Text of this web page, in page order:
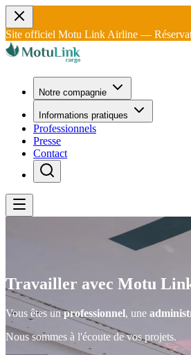
Site officiel Motu Link Airline —
Notre compagnie
Informations pratiques
Professionnels
Presse
Contact
Travailler avec Motu
Vous êtes unprofessionnel, une
Nous sommes à l'écoute de vos projets.